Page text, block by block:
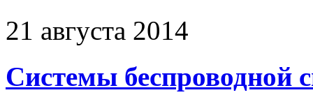
21 августа 2014
Системы беспроводной